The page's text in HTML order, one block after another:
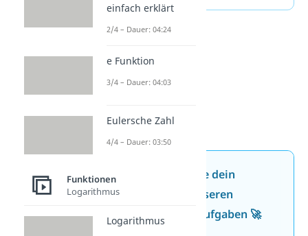
Jetzt neu: Teste dein
Wissen mit unseren
kostenlosen Aufgaben 🚀
einfach erklärt
2/4 – Dauer: 04:24
e Funktion
3/4 – Dauer: 04:03
Eulersche Zahl
4/4 – Dauer: 03:50
Funktionen
Logarithmus
Logarithmus